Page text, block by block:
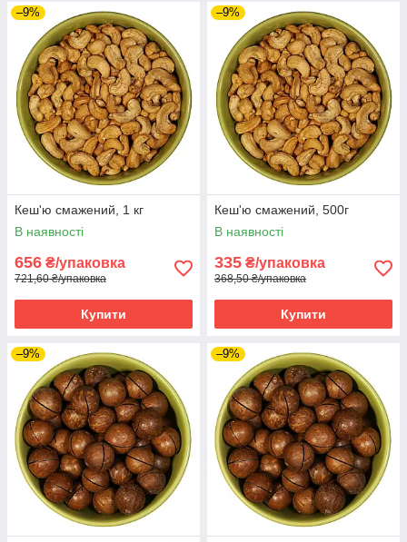
–9%
Кеш'ю смажений, 1 кг
В наявності
656 ₴/упаковка
721,60 ₴/упаковка
Купити
–9%
Кеш'ю смажений, 500г
В наявності
335 ₴/упаковка
368,50 ₴/упаковка
Купити
–9% –9%